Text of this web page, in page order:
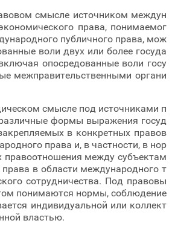
смысле источником междун
права, понимаемог
публичного права, мож
воли двух или более госуда
опосредованные воли госу
межправительственными органи
смысле под источниками п
формы выражения госуд
в конкретных правов
права и, в частности, в нор
правоотношения между субъектам
в области международного т
сотрудничества. Под правовы
понимаются нормы, соблюдение
индивидуальной или коллект
властью.